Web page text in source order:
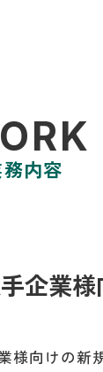
内容
企業
様向けの新